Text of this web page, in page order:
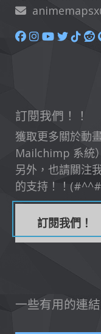
訂閱我們！！
獲取更多關於動
Mailchimp 系統）
另外，也請關注
的支持！！
訂閱我們！
一些有用的連結